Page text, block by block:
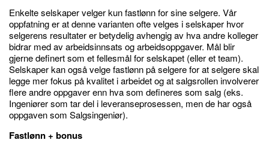
Enkelte selskaper velger kun fastlønn for sine selgere. Vår
oppfatning er at denne varianten ofte velges i selskaper hvor
selgerens resultater er betydelig avhengig av hva andre kolleger
bidrar med av arbeidsinnsats og arbeidsoppgaver. Mål blir
gjerne definert som et fellesmål for selskapet (eller et team).
Selskaper kan også velge fastlønn på selgere for at selgere skal
legge mer fokus på kvalitet i arbeidet og at salgsrollen involverer
flere andre oppgaver enn hva som defineres som salg (eks.
Ingeniører som tar del i leveranseprosessen, men de har også
oppgaven som Salgsingeniør).
Fastlønn + bonus